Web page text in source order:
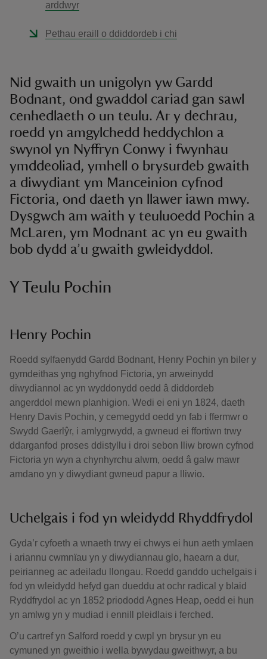
arddwyr
Pethau eraill o ddiddordeb i chi
Nid gwaith un unigolyn yw Gardd
Bodnant, ond gwaddol cariad gan sawl
cenhedlaeth o un teulu. Ar y dechrau,
roedd yn amgylchedd heddychlon a
swynol yn Nyffryn Conwy i fwynhau
ymddeoliad, ymhell o brysurdeb gwaith
a diwydiant ym Manceinion cyfnod
Fictoria, ond daeth yn llawer iawn mwy.
Dysgwch am waith y teuluoedd Pochin a
McLaren, ym Modnant ac yn eu gwaith
bob dydd a’u gwaith gwleidyddol.
Y Teulu Pochin
Henry Pochin
Roedd sylfaenydd Gardd Bodnant, Henry Pochin yn biler y
gymdeithas yng nghyfnod Fictoria, yn arweinydd
diwydiannol ac yn wyddonydd oedd â diddordeb
angerddol mewn planhigion. Wedi ei eni yn 1824, daeth
Henry Davis Pochin, y cemegydd oedd yn fab i ffermwr o
Swydd Gaerlŷr, i amlygrwydd, a gwneud ei ffortiwn trwy
ddarganfod proses ddistyllu i droi sebon lliw brown cyfnod
Fictoria yn wyn a chynhyrchu alwm, oedd â galw mawr
amdano yn y diwydiant gwneud papur a lliwio.
Uchelgais i fod yn wleidydd Rhyddfrydol
Gyda’r cyfoeth a wnaeth trwy ei chwys ei hun aeth ymlaen
i ariannu cwmnïau yn y diwydiannau glo, haearn a dur,
peirianneg ac adeiladu llongau. Roedd ganddo uchelgais i
fod yn wleidydd hefyd gan dueddu at ochr radical y blaid
Ryddfrydol ac yn 1852 priododd Agnes Heap, oedd ei hun
yn amlwg yn y mudiad i ennill pleidlais i ferched.
O’u cartref yn Salford roedd y cwpl yn brysur yn eu
cymuned yn gweithio i wella bywydau gweithwyr, a bu